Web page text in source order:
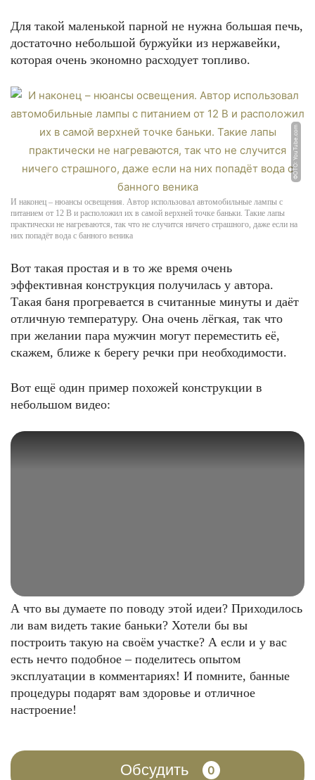
Для такой маленькой парной не нужна большая печь,
достаточно небольшой буржуйки из нержавейки,
которая очень экономно расходует топливо.
ФОТО: YouTube.com
И наконец – нюансы освещения. Автор использовал автомобильные лампы с
питанием от 12 В и расположил их в самой верхней точке баньки. Такие лапы
практически не нагреваются, так что не случится ничего страшного, даже если на
них попадёт вода с банного веника
Вот такая простая и в то же время очень
эффективная конструкция получилась у автора.
Такая баня прогревается в считанные минуты и даёт
отличную температуру. Она очень лёгкая, так что
при желании пара мужчин могут переместить её,
скажем, ближе к берегу речки при необходимости.
Вот ещё один пример похожей конструкции в
небольшом видео:
А что вы думаете по поводу этой идеи? Приходилось
ли вам видеть такие баньки? Хотели бы вы
построить такую на своём участке? А если и у вас
есть нечто подобное – поделитесь опытом
эксплуатации в комментариях! И помните, банные
процедуры подарят вам здоровье и отличное
настроение!
Обсудить 0